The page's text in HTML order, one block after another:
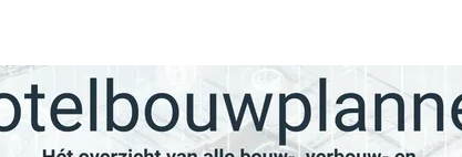
BRANDED CONTENT TECHNOLOGIE 5 AUGUSTUS 2026